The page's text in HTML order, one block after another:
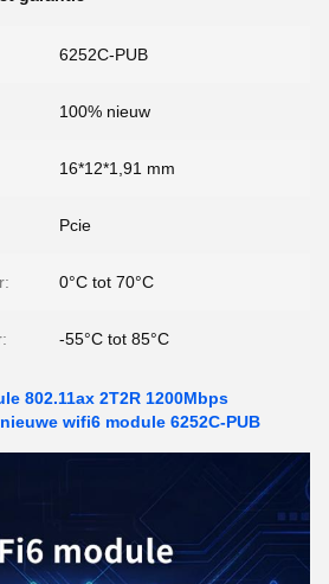
6252C-PUB
100% nieuw
16*12*1,91 mm
Pcie
0°C tot 70°C
-55°C tot 85°C
802.11ax 2T2R 1200Mbps
wifi6 module 6252C-PUB